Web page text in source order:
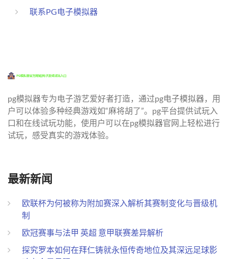
联系PG电子模拟器
pg模拟器专为电子游艺爱好者打造，通过pg电子模拟器，用
户可以体验多种经典游戏如“麻将胡了”。pg平台提供试玩入
口和在线试玩功能，使用户可以在pg模拟器官网上轻松进行
试玩，感受真实的游戏体验。
最新新闻
欧联杯为何被称为附加赛深入解析其赛制变化与晋级机
制
欧冠赛事与法甲 英超 意甲联赛差异解析
探究罗本如何在拜仁铸就永恒传奇地位及其深远足球影